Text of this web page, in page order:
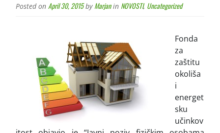
Posted on April 30, 2015 by Marjan in NOVOSTI, Uncategorized
Fonda
za
zaštitu
okoliša
i
energet
sku
učinkov